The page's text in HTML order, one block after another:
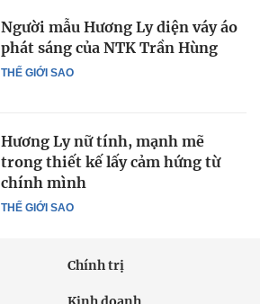
THẾ GIỚI SAO
Người mẫu Hương Ly diện váy áo
phát sáng của NTK Trần Hùng
THẾ GIỚI SAO
Hương Ly nữ tính, mạnh mẽ
trong thiết kế lấy cảm hứng từ
chính mình
Chính trị